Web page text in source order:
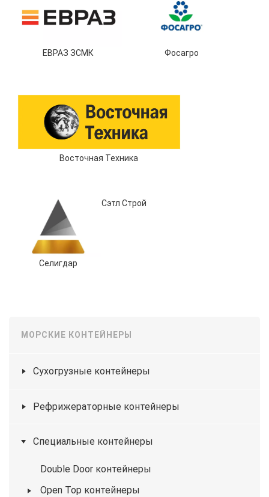
ЕВРАЗ ЗСМК Фосагро
Восточная Техника
Селигдар
Сэтл Строй
МОРСКИЕ КОНТЕЙНЕРЫ
Сухогрузные контейнеры
Рефрижераторные контейнеры
Специальные контейнеры
Double Door контейнеры
Open Top контейнеры